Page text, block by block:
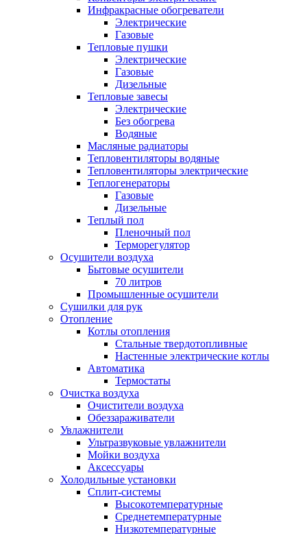
Инфракрасные обогреватели
Электрические
Газовые
Тепловые пушки
Электрические
Газовые
Дизельные
Тепловые завесы
Электрические
Без обогрева
Водяные
Масляные радиаторы
Тепловентиляторы водяные
Тепловентиляторы электрические
Теплогенераторы
Газовые
Дизельные
Теплый пол
Пленочный пол
Терморегулятор
Осушители воздуха
Бытовые осушители
70 литров
Промышленные осушители
Сушилки для рук
Отопление
Котлы отопления
Стальные твердотопливные
Настенные электрические котлы
Автоматика
Термостаты
Очистка воздуха
Очистители воздуха
Обеззараживатели
Увлажнители
Ультразвуковые увлажнители
Мойки воздуха
Аксессуары
Холодильные установки
Сплит-системы
Высокотемпературные
Среднетемпературные
Низкотемпературные